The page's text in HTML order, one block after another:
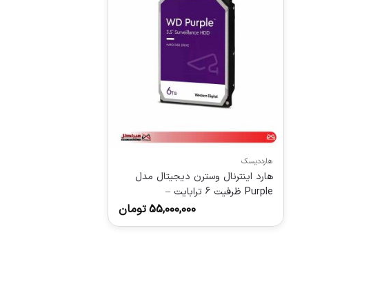
هارددیسک
هارد اینترنال وسترن دیجیتال مدل
Purple ظرفیت 6 ترابایت –
55,000,000تومان